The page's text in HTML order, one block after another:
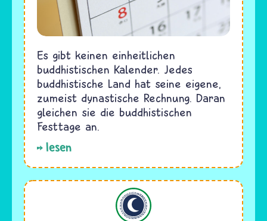
Es gibt keinen einheitlichen
buddhistischen Kalender. Jedes
buddhistische Land hat seine eigene,
zumeist dynastische Rechnung. Daran
gleichen sie die buddhistischen
Festtage an.
lesen